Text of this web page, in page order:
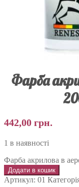
Фарба
442,00 грн.
1 в наявності
Фарба акрилова в
Додати в кошик
Артикул: 01